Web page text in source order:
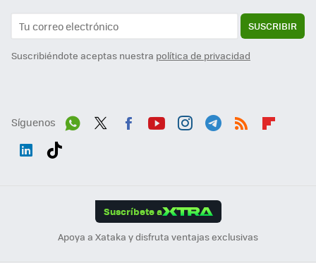
SUSCRIBIR
Suscribiéndote aceptas nuestra política de privacidad
Síguenos
Suscríbete a
Apoya a Xataka y disfruta ventajas exclusivas